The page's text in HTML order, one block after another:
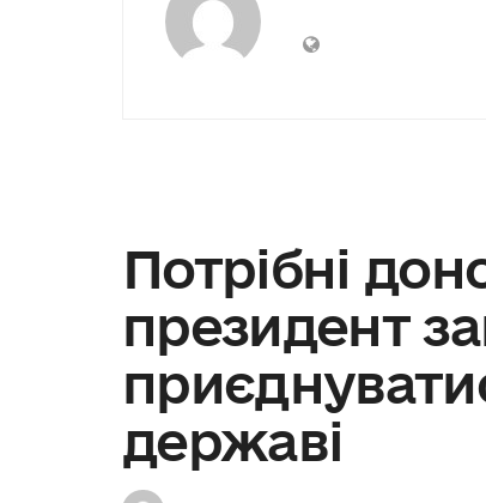
Потрібні
президент
державі